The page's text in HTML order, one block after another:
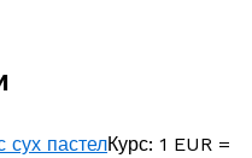
Курс: 1 EUR =